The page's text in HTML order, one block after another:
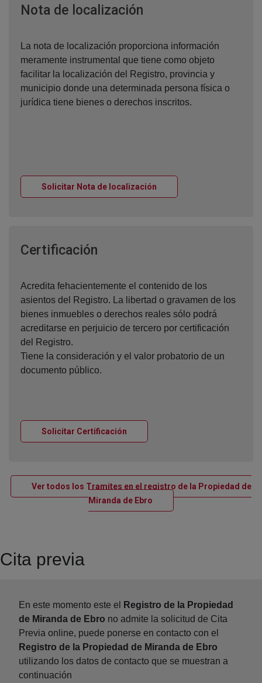
Nota de localización
La nota de localización proporciona información
meramente instrumental que tiene como objeto
facilitar la localización del Registro, provincia y
municipio donde una determinada persona física o
jurídica tiene bienes o derechos inscritos.
Solicitar Nota de localización
Certificación
Acredita fehacientemente el contenido de los
asientos del Registro. La libertad o gravamen de los
bienes inmuebles o derechos reales sólo podrá
acreditarse en perjuicio de tercero por certificación
del Registro.
Tiene la consideración y el valor probatorio de un
documento público.
Solicitar Certificación
Ver todos los Tramites en el registro de la Propiedad de
Miranda de Ebro Ventana nueva
Cita previa
En este momento este el
Registro de la Propiedad
de Miranda de Ebro no admite la solicitud de Cita
Previa online, puede ponerse en contacto con el
Registro de la Propiedad de Miranda de Ebro
utilizando los datos de contacto que se muestran a
continuación